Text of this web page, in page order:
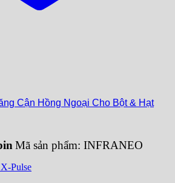
Cận Hồng Ngoại Cho Bột & Hạt
Mã sản phẩm: INFRANEO